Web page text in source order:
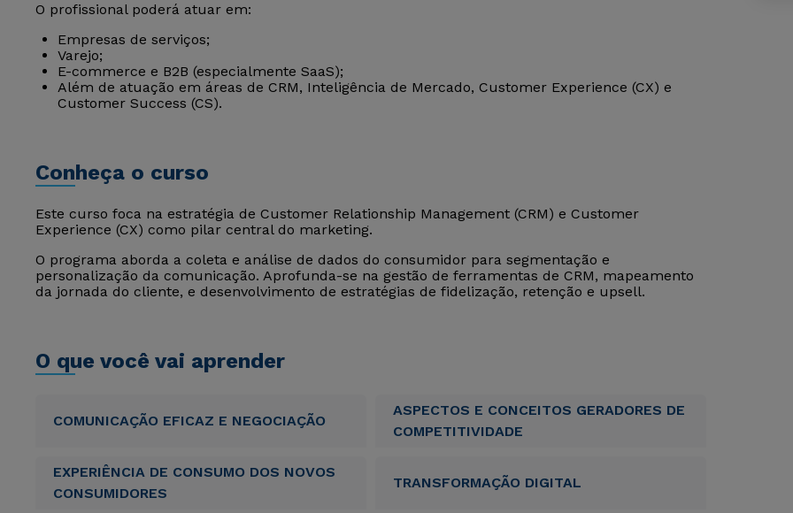
O profissional poderá atuar em:
Empresas de serviços;
Varejo;
E-commerce e B2B (especialmente SaaS);
Além de atuação em áreas de CRM, Inteligência de Mercado, Customer Experience (CX) e
Customer Success (CS).
Conheça o curso
Este curso foca na estratégia de Customer Relationship Management (CRM) e Customer
Experience (CX) como pilar central do marketing.
O programa aborda a coleta e análise de dados do consumidor para segmentação e
personalização da comunicação. Aprofunda-se na gestão de ferramentas de CRM, mapeamento
da jornada do cliente, e desenvolvimento de estratégias de fidelização, retenção e upsell.
O que você vai aprender
COMUNICAÇÃO EFICAZ E NEGOCIAÇÃO
ASPECTOS E CONCEITOS GERADORES DE
COMPETITIVIDADE
EXPERIÊNCIA DE CONSUMO DOS NOVOS
CONSUMIDORES
TRANSFORMAÇÃO DIGITAL